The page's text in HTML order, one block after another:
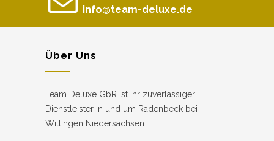
info@team-deluxe.de
Über Uns
Team Deluxe GbR ist ihr zuverlässiger
Dienstleister in und um Radenbeck bei
Wittingen Niedersachsen .